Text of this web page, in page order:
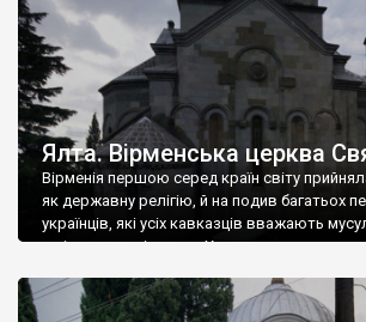
Ялта. Вірменська церква
Вірменія першою серед країн світу
як державну релігію, й на подив багатьох
українців, які усіх кавказців вважають
є відданими вірянами Христа